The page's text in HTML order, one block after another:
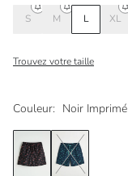
Couleur: Noir Imprimé
S M L XL
Trouvez votre taille